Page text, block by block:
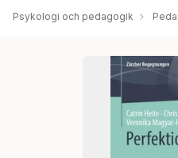
Psykologi och pedagogik